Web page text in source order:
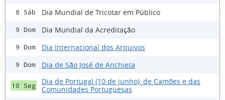
8 Sáb Dia Mundial de Tricotar em Público
9 Dom Dia Mundial da Acreditação
9 Dom Dia Internacional dos Arquivos
9 Dom Dia de São José de Anchieta
10 Seg
Dia de Portugal (10 de junho), de Camões e das
Comunidades Portuguesas